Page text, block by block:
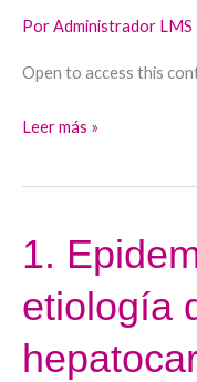
PorAdministrador LMS
Open to access this
del
intermedio.
Leer más »
1.
etiología
1.
Epidemiología
y
del